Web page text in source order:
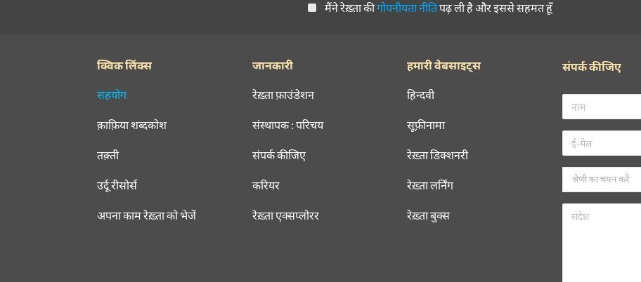
मैंने रेख़्ता कीगोपनीयता नीतिपढ़ ली है और इससे सहमत हूँ
क्विक लिंक्स
सहयोग
क़ाफ़िया शब्दकोश
तक़्ती
उर्दू रीसोर्स
अपना काम रेख़्ता को भेजें
जानकारी
रेख़्ता फ़ाउंडेशन
संस्थापक : परिचय
संपर्क कीजिए
करियर
रेख़्ता एक्सप्लोरर
हमारी वेबसाइट्स
हिन्दवी
सूफ़ीनामा
रेख़्ता डिक्शनरी
रेख़्ता लर्निंग
रेख़्ता बुक्स
संपर्क कीजिए